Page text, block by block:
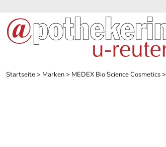
Startseite> Marken> MEDEX Bio Science Cosmetics>